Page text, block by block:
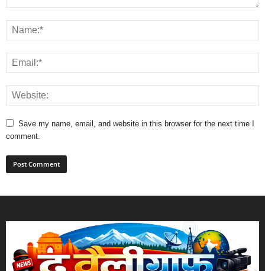
Save my name, email, and website in this browser for the next time I
comment.